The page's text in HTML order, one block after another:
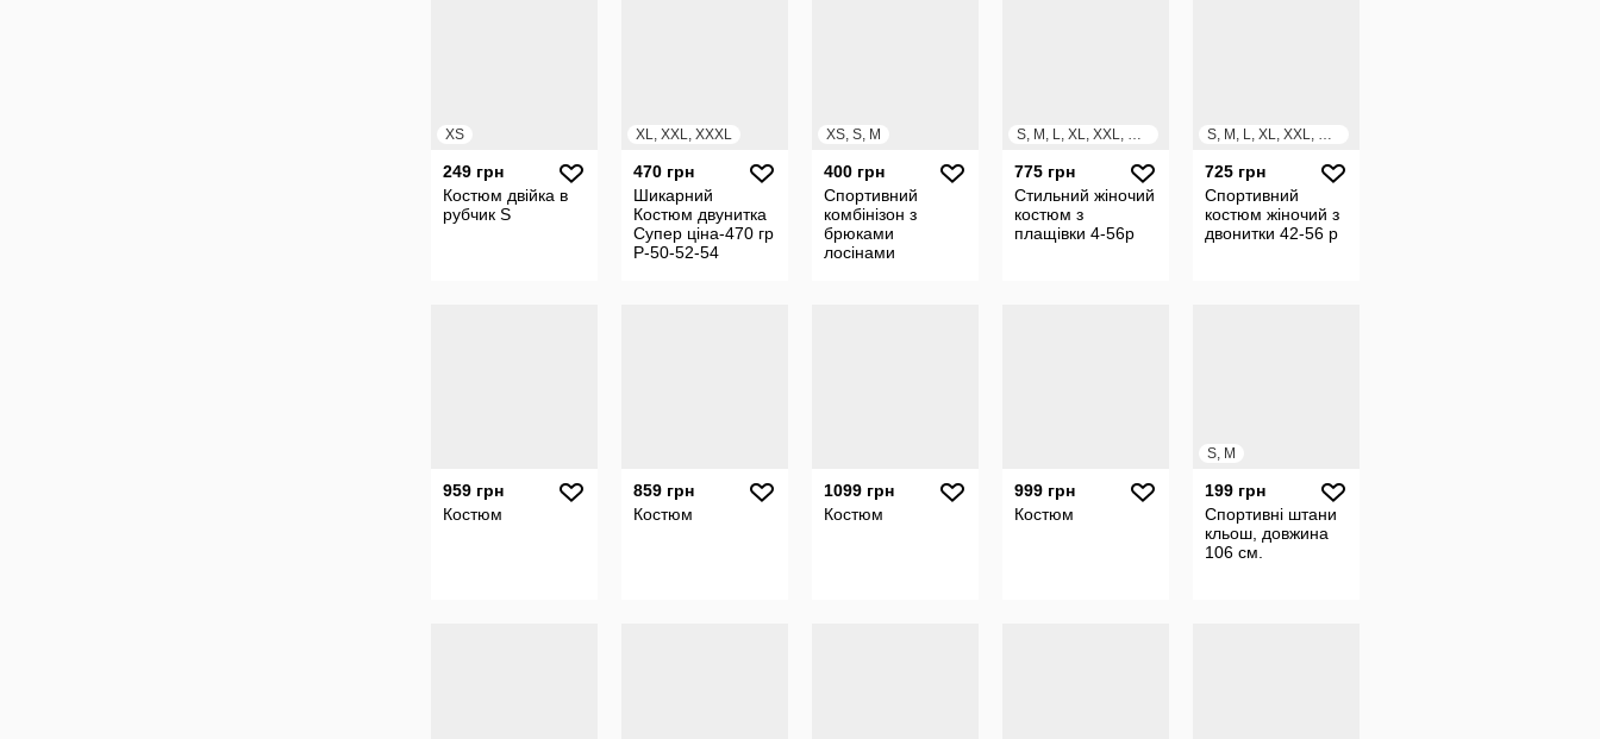
XS
249 грн
Костюм двійка в
рубчик S
XL, XXL, XXXL
470 грн
Шикарний
Костюм двунитка
Супер ціна-470 гр
Р-50-52-54
XS, S, M
400 грн
Спортивний
комбінізон з
брюками
лосінами
S, M, L, XL, XXL, XXXL
775 грн
Стильний жіночий
костюм з
плащівки 4-56р
S, M, L, XL, XXL, XXXL
725 грн
Спортивний
костюм жіночий з
двонитки 42-56 р
959 грн
Костюм
859 грн
Костюм
1099 грн
Костюм
999 грн
Костюм
S, M
199 грн
Спортивні штани
кльош, довжина
106 см.